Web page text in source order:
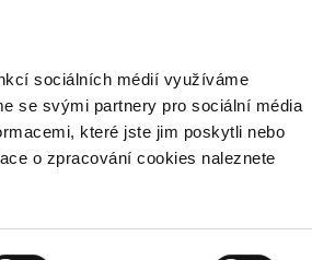
sociálních médií využíváme
se svými partnery pro sociální média
které jste jim poskytli nebo
o zpracování cookies naleznete